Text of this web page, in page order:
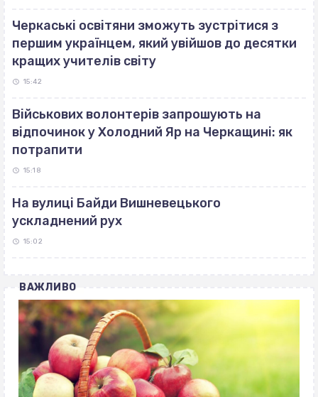
Черкаські освітяни зможуть зустрітися з
першим українцем, який увійшов до десятки
кращих учителів світу
15:42
Військових волонтерів запрошують на
відпочинок у Холодний Яр на Черкащині: як
потрапити
15:18
На вулиці Байди Вишневецького
ускладнений рух
15:02
ВАЖЛИВО